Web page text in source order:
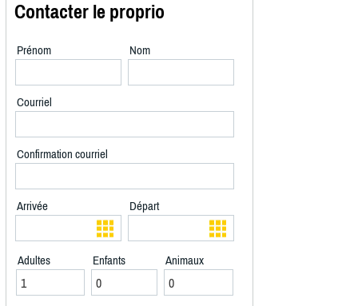
Contacter le proprio
Prénom Nom
Courriel
Confirmation courriel
Arrivée Départ
Adultes Enfants Animaux